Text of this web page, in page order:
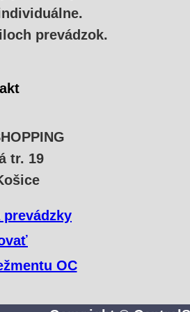
prevádzok.
tr. 19
prevádzky
OC